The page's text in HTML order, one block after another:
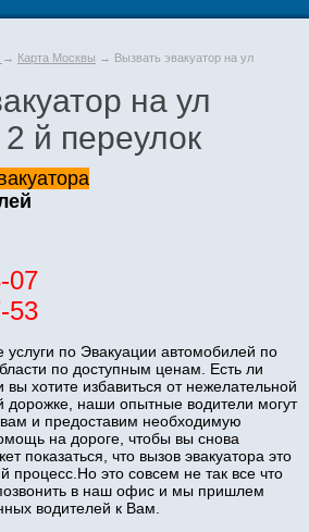
→ Карта Москвы → Вызвать эвакуатор на ул
на ул
й переулок
07
53
по Эвакуации автомобилей по
по доступным ценам. Есть ли
вы хотите избавиться от нежелательной
наши опытные водители могут
и предоставим необходимую
на дороге, чтобы вы снова
показаться, что вызов эвакуатора это
процесс.Но это совсем не так все что
в наш офис и мы пришлем
водителей к Вам.